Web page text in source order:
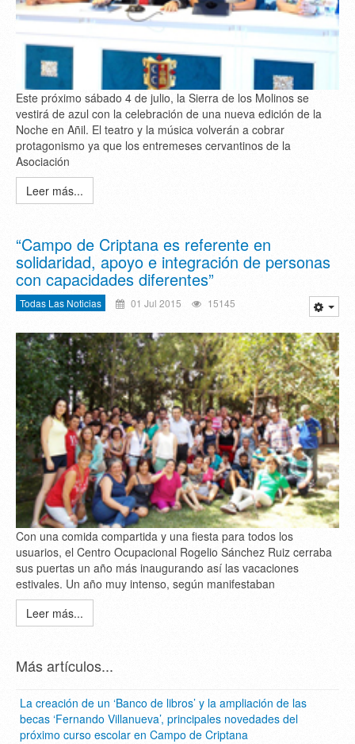
Este próximo sábado 4 de julio, la Sierra de los Molinos se
vestirá de azul con la celebración de una nueva edición de la
Noche en Añil. El teatro y la música volverán a cobrar
protagonismo ya que los entremeses cervantinos de la
Asociación
Leer más...
“Campo de Criptana es referente en
solidaridad, apoyo e integración de personas
con capacidades diferentes”
Todas Las Noticias 01 Jul 2015 15145
Con una comida compartida y una fiesta para todos los
usuarios, el Centro Ocupacional Rogelio Sánchez Ruiz cerraba
sus puertas un año más inaugurando así las vacaciones
estivales. Un año muy intenso, según manifestaban
Leer más...
Más artículos...
La creación de un ‘Banco de libros’ y la ampliación de las
becas ‘Fernando Villanueva’, principales novedades del
próximo curso escolar en Campo de Criptana